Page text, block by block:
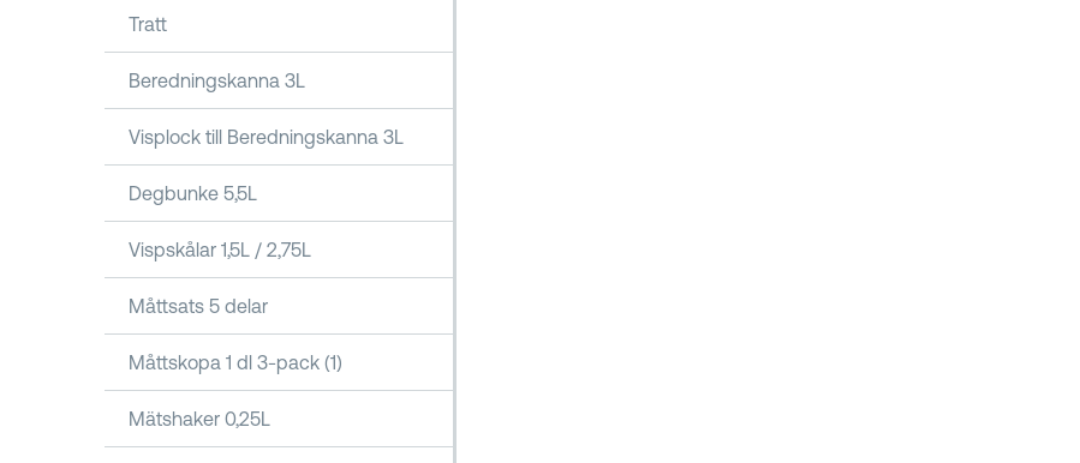
Tratt
Beredningskanna 3L
Visplock till Beredningskanna 3L
Degbunke 5,5L
Vispskålar 1,5L / 2,75L
Måttsats 5 delar
Måttskopa 1 dl 3-pack (1)
Mätshaker 0,25L